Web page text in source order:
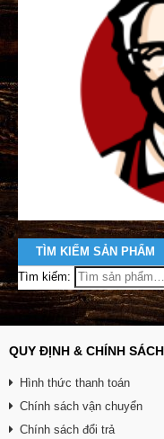
TÌM KIẾM SẢN PHẨM
Tìm kiếm:
QUY ĐỊNH & CHÍNH SÁCH
Hình thức thanh toán
Chính sách vận chuyển
Chính sách đổi trả